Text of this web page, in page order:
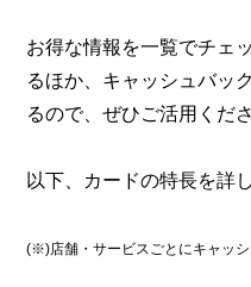
お得な情報を一覧でチェ
るほか、キャッシュバッ
るので、ぜひご活用くださ
以下、カードの特長を詳
(※)店舗・サービスごとにキャッシ